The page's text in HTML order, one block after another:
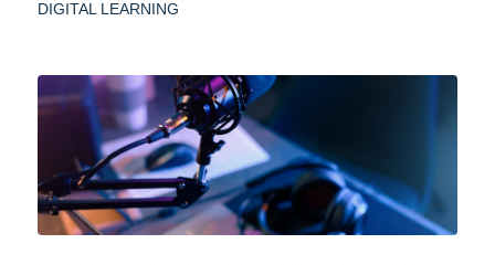
DIGITAL LEARNING